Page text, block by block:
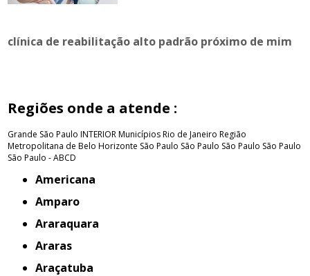
clínica de reabilitação alto padrão próximo de mim
Regiões onde a atende :
Grande São Paulo INTERIORMunicípios Rio de Janeiro Região
Metropolitana de Belo Horizonte São Paulo São Paulo São Paulo São Paulo
São Paulo - ABCD
Americana
Amparo
Araraquara
Araras
Araçatuba